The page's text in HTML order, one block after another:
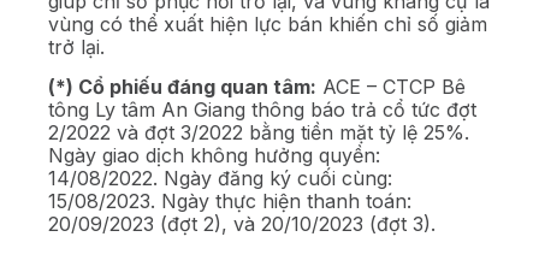
vùng có thể xuất hiện lực bán khiến chỉ số giảm
trở lại.
(*) Cổ phiếu đáng quan tâm: ACE – CTCP Bê
tông Ly tâm An Giang thông báo trả cổ tức đợt
2/2022 và đợt 3/2022 bằng tiền mặt tỷ lệ 25%.
Ngày giao dịch không hưởng quyền:
14/08/2022. Ngày đăng ký cuối cùng:
15/08/2023. Ngày thực hiện thanh toán:
20/09/2023 (đợt 2), và 20/10/2023 (đợt 3).